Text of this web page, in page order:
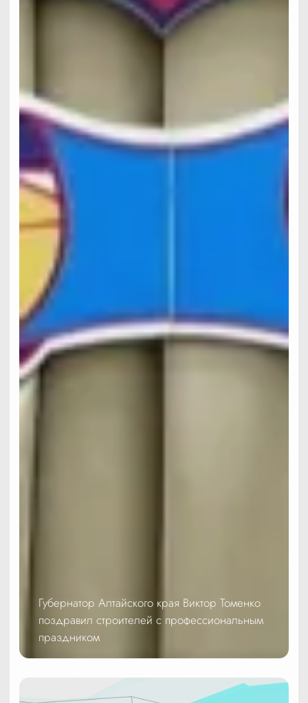
Губернатор Алтайского края Виктор Томенко
поздравил строителей с профессиональным
праздником